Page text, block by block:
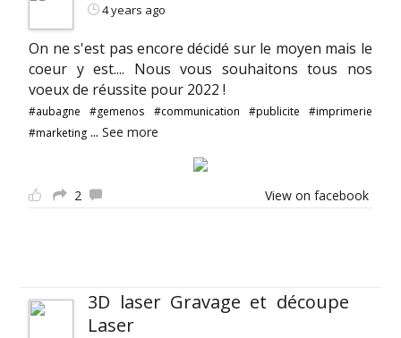
4 years ago
On ne s'est pas encore décidé sur le moyen mais le
coeur y est.... Nous vous souhaitons tous nos
voeux de réussite pour 2022 !
#aubagne #gemenos #communication #publicite
#imprimerie
#marketing ...See more
2 View on facebook
3D laser Gravage et découpe
Laser